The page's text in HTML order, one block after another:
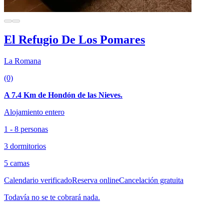
El Refugio De Los Pomares
La Romana
(0)
A 7.4 Km de Hondón de las Nieves.
Alojamiento entero
1 - 8 personas
3 dormitorios
5 camas
Calendario verificadoReserva onlineCancelación gratuita
Todavía no se te cobrará nada.